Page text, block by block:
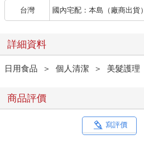
台灣 國內宅配：本島（廠商出貨）
詳細資料
日用食品 ＞ 個人清潔 ＞ 美髮護理
商品評價
寫評價